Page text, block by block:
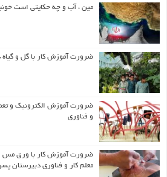
مین ، آب و چه حکایتی است
ضرورت آموزش کار با گل و
ضرورت آموزش الکترونیک و
و فناوری
ضرورت آموزش کار با ورق مس و
معلم کار و فناوری دبیرستان